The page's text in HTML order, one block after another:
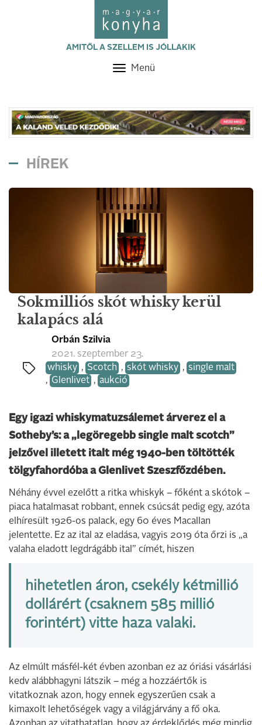
AMITŐL A SZELLEM IS JÓLLAKIK
Toggle
Menü
HÍREK
Sokmilliós skót whisky kerül
kalapács alá
Orbán Szilvia
2021. szeptember 23.
whisky , Scotch , skót whisky , single malt
, Glenlivet , aukció
Egy igazi whiskymatuzsálemet árverez el a
Sotheby’s: a „legöregebb single malt scotch”
jelzővel illetett italt még 1940-ben töltötték
tölgyfahordóba a Glenlivet Szeszfőzdében.
Néhány évvel ezelőtt a ritka whiskyk – főként a skótok –
piaca hatalmasat robbant, ennek csúcsát pedig egy, azóta
elhíresült 1926-os palack, egy 60 éves Macallan
jelentette. Ez az ital az eladása, vagyis 2019 óta őrzi is „a
valaha eladott legdrágább ital” címét, hiszen
hihetetlen áron, csekély kétmillió
dollárért (csaknem 585 millió
forintért) vitte haza valaki.
Az elmúlt másfél-két évben azonban ez az óriási vásárlási
kedv alábbhagyni látszik – még a hozzáértők is
vitatkoznak azon, hogy ennek egyszerűen csak a
kimaxolt lehetőségek vagy a világjárvány a fő oka.